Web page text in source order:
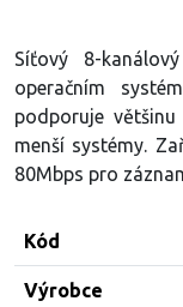
Síťový 8-
operačním
podporuje
menší systémy.
80Mbps pro
Kód
Výrobce